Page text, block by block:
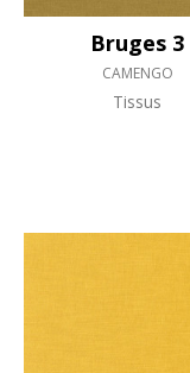
Bruges 3
CAMENGO
Tissus